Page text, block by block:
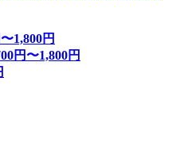
1,800円
円〜1,800円